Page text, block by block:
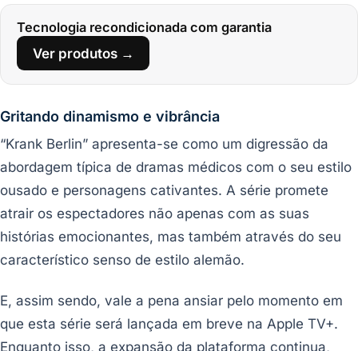
Tecnologia recondicionada com garantia
Ver produtos →
Gritando dinamismo e vibrância
“Krank Berlin” apresenta-se como um digressão da
abordagem típica de dramas médicos com o seu estilo
ousado e personagens cativantes. A série promete
atrair os espectadores não apenas com as suas
histórias emocionantes, mas também através do seu
característico senso de estilo alemão.
E, assim sendo, vale a pena ansiar pelo momento em
que esta série será lançada em breve na Apple TV+.
Enquanto isso, a expansão da plataforma continua,